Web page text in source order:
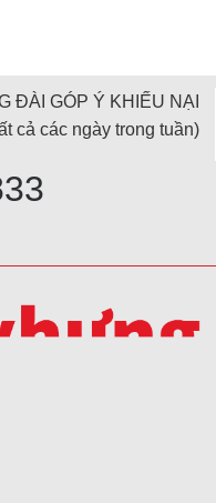
ĐÀI GÓP Ý KHIẾU NẠI
cả các ngày trong tuần)